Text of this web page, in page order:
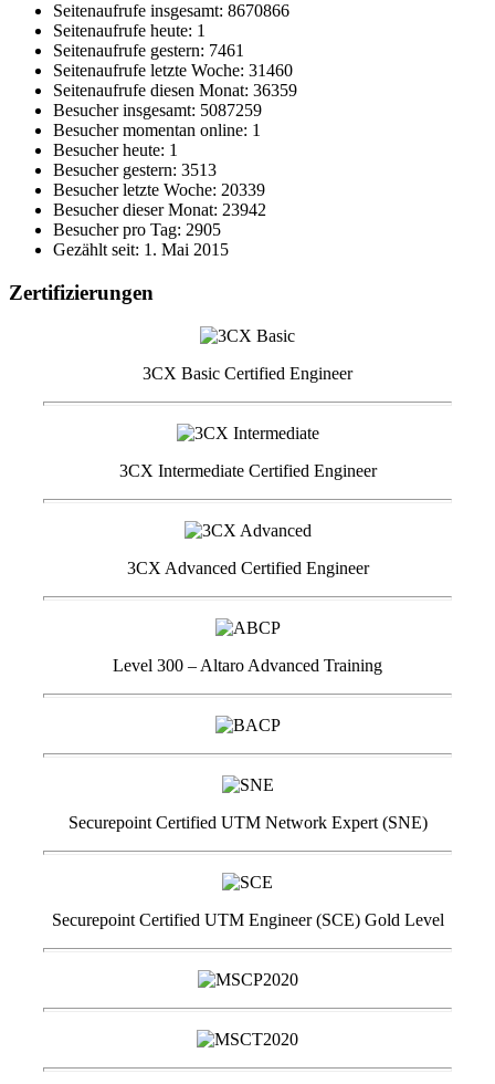
Seitenaufrufe insgesamt: 8670866
Seitenaufrufe heute: 1
Seitenaufrufe gestern: 7461
Seitenaufrufe letzte Woche: 31460
Seitenaufrufe diesen Monat: 36359
Besucher insgesamt: 5087259
Besucher momentan online: 1
Besucher heute: 1
Besucher gestern: 3513
Besucher letzte Woche: 20339
Besucher dieser Monat: 23942
Besucher pro Tag: 2905
Gezählt seit: 1. Mai 2015
Zertifizierungen
3CX Basic Certified Engineer
3CX Intermediate Certified Engineer
3CX Advanced Certified Engineer
Level 300 – Altaro Advanced Training
Securepoint Certified UTM Network Expert (SNE)
Securepoint Certified UTM Engineer (SCE) Gold Level